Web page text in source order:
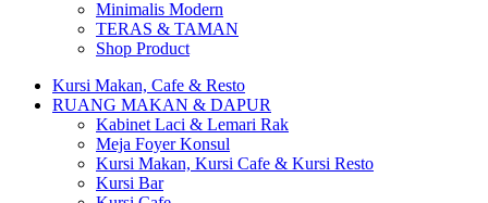
Minimalis Modern
TERAS & TAMAN
Shop Product
Kursi Makan, Cafe & Resto
RUANG MAKAN & DAPUR
Kabinet Laci & Lemari Rak
Meja Foyer Konsul
Kursi Makan, Kursi Cafe & Kursi Resto
Kursi Bar